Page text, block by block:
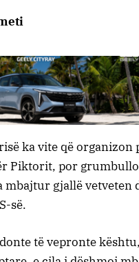
ka vite që organizon
Piktorit, por
mbajtur gjallë vetveten
së.
të vepronte